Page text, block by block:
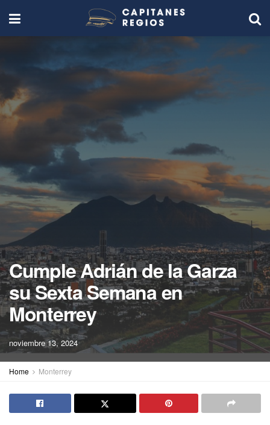
Cumple Adrián de la Garza
su Sexta Semana en
Monterrey
noviembre 13, 2024
Home Monterrey